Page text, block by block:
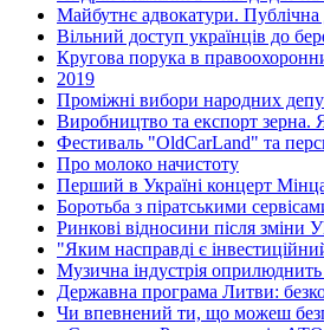
Майбутнє адвокатури. Публічна
Вільний доступ українців до
Кругова порука в
2019
Проміжні вибори народних
Виробництво та експорт зерна.
Фестиваль "OldCarLand" та
Про молоко начистоту
Перший в Україні концерт
Боротьба з піратськими
Ринкові відносини після зміни
"Яким насправді є
Музична індустрія
Державна програма Литви:
Чи впевнений ти, що можеш